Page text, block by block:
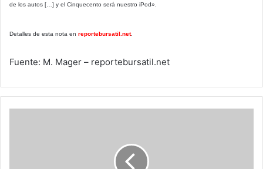
de los autos […] y el Cinquecento será nuestro iPod».
Detalles de esta nota en reportebursatil.net.
Fuente: M. Mager – reportebursatil.net